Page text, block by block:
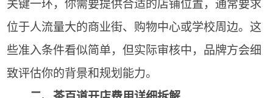
关键一环，你需要提供合适的店铺位置，通常要求
位于人流量大的商业街、购物中心或学校周边。这
些准入条件看似简单，但实际审核中，品牌方会细
致评估你的背景和规划能力。